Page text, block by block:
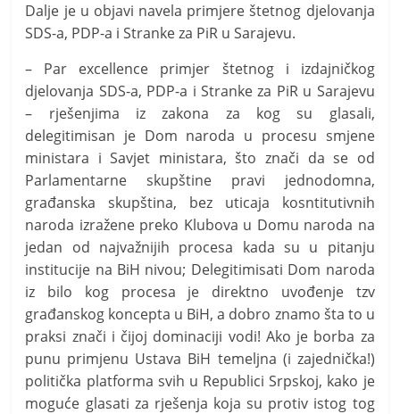
Dalje je u objavi navela primjere štetnog djelovanja
SDS-a, PDP-a i Stranke za PiR u Sarajevu.
– Par excellence primjer štetnog i izdajničkog
djelovanja SDS-a, PDP-a i Stranke za PiR u Sarajevu
– rješenjima iz zakona za kog su glasali,
delegitimisan je Dom naroda u procesu smjene
ministara i Savjet ministara, što znači da se od
Parlamentarne skupštine pravi jednodomna,
građanska skupština, bez uticaja kosntitutivnih
naroda izražene preko Klubova u Domu naroda na
jedan od najvažnijih procesa kada su u pitanju
institucije na BiH nivou; Delegitimisati Dom naroda
iz bilo kog procesa je direktno uvođenje tzv
građanskog koncepta u BiH, a dobro znamo šta to u
praksi znači i čijoj dominaciji vodi! Ako je borba za
punu primjenu Ustava BiH temeljna (i zajednička!)
politička platforma svih u Republici Srpskoj, kako je
moguće glasati za rješenja koja su protiv istog tog